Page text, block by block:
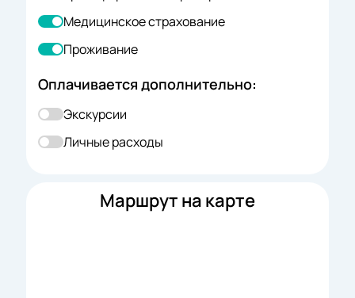
Медицинское страхование
Проживание
Оплачивается дополнительно:
Экскурсии
Личные расходы
Маршрут на карте